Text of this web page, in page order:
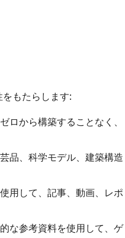
もたらします:
ロから構築することなく、
品、科学モデル、建築構造
用して、記事、動画、レポ
な参考資料を使用して、ゲ